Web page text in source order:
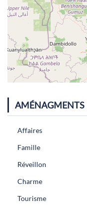
AMÉNAGMENTS
Affaires
Famille
Réveillon
Charme
Tourisme